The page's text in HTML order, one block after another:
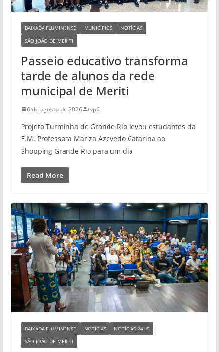
BAIXADA FLUMINENSE MUNICÍPIOS
NOTÍCIAS
SÃO JOÃO DE MERITI
Passeio educativo transforma
tarde de alunos da rede
municipal de Meriti
6 de agosto de 2026 tvp6
Projeto Turminha do Grande Rio levou estudantes da
E.M. Professora Mariza Azevedo Catarina ao
Shopping Grande Rio para um dia
Read More
BAIXADA FLUMINENSE NOTÍCIAS
NOTÍCIAS 24HS
SÃO JOÃO DE MERITI